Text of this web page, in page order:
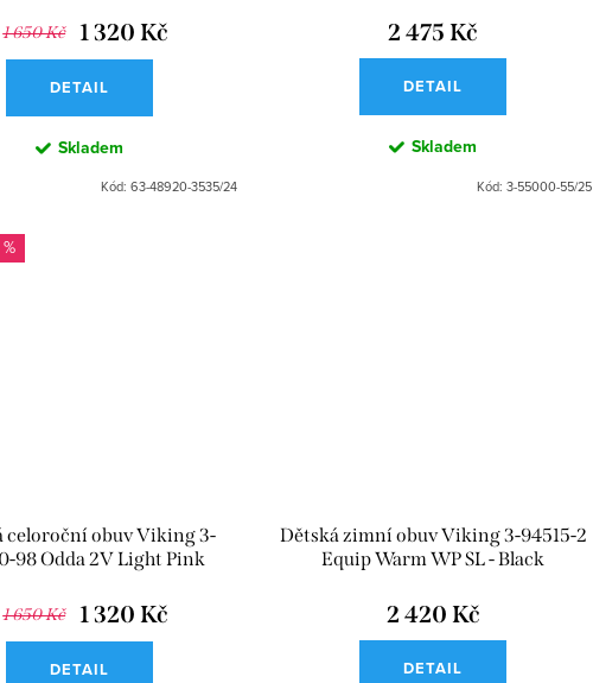
1 650 Kč 1 320 Kč
DETAIL
Skladem
Kód:63-48920-3535/24
2 475 Kč
DETAIL
Skladem
Kód: 3-55000-55/25
celoroční obuv Viking 3-
98 Odda 2V Light Pink
1 650 Kč 1 320 Kč
DETAIL
Dětská zimní obuv Viking 3-94515-2
Equip Warm WP SL - Black
2 420 Kč
DETAIL